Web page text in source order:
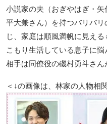
小説家の夫（おぎやはぎ・
平大兼さん）を持つバリバ
じ、家庭は順風満帆に見え
こもり生活している息子に
相手は同僚役の磯村勇斗さん
＜↓の画像は、林家の人物相